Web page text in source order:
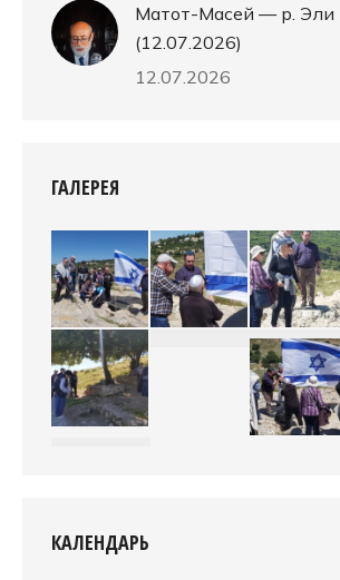
Матот-Масей — р. Эли
(12.07.2026)
12.07.2026
ГАЛЕРЕЯ
КАЛЕНДАРЬ